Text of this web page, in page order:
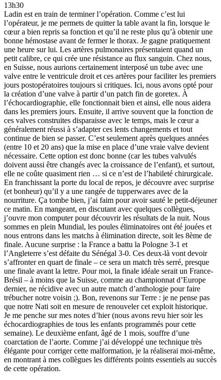
13h30
Ladin est en train de terminer l’opération. Comme c’est lui
l’opérateur, je me permets de quitter la table avant la fin, lorsque le
cœur a bien repris sa fonction et qu’il ne reste plus qu’à obtenir une
bonne hémostase avant de fermer le thorax. Je gagne pratiquement
une heure sur lui. Les artères pulmonaires présentaient quand un
petit calibre, ce qui crée une résistance au flux sanguin. Chez nous,
en Suisse, nous aurions certainement interposé un tube avec une
valve entre le ventricule droit et ces artères pour faciliter les premiers
jours postopératoires toujours si critiques. Ici, nous avons opté pour
la création d’une valve à partir d’un patch fin de goretex. À
l’échocardiographie, elle fonctionnait bien et ainsi, elle nous aidera
dans les premiers jours. Ensuite, il arrive souvent que la fonction de
ces valves construites disparaisse avec le temps, mais le cœur a
généralement réussi à s’adapter ces lents changements et tout
continue de bien se passer. C’est seulement après quelques années
(entre 10 et 20 ans) que la mise en place d’une vraie valve devient
nécessaire. Cette option est donc bonne (car les tubes valvulés
doivent aussi être changés avec la croissance de l’enfant), et surtout,
elle ne coûte quasiment rien … si ce n’est de l’habileté chirurgicale.
En franchissant la porte du local de repos, je découvre avec surprise
(et bonheur) qu’il y a une rangée de tupperwares avec de la
nourriture. Ça tombe bien, j’ai faim pour avoir sauté le petit-déjeuner
ce matin. En mangeant, en discutant avec quelques collègues,
j’ouvre mon computer pour découvrir les résultats de la nuit. Nous
sommes en plein Mundial, les poules éliminatoires ont été jouées et
nous entrons dans les matchs à élimination directe, soit les 8ème de
finale. Aucune surprise : la France a battu la Pologne 3-1 et
l’Angleterre s’est défaite du Sénégal 3-0. Ces deux-là vont devoir
s’affronter en quart de finale – ce sera un match très serré, presque
une finale avant la lettre. Pour moi, la finale idéale serait un France-
Brésil – à moins que la Suisse, comme au championnat d’Europe
dernier, ne récidive avec un autre match d’anthologie pour faire
trébucher notre voisin ;). Bon, revenons sur Terre : je ne pense pas
que notre Nati soit en mesure de renouveler cet exploit historique.
Je me penche sur mes notes d’hier (nous avons revu hier soir les
échocardiographies de tous les enfants programmés pour cette
semaine). Le deuxième enfant, âgé de 1 mois, souffre d’une
coarctation de l’aorte. Comme j’ai développé une technique très
élégante pour corriger cette malformation, je la réaliserai moi-même,
en montrant à mes collègues les différents points essentiels au succès
de cette opération.